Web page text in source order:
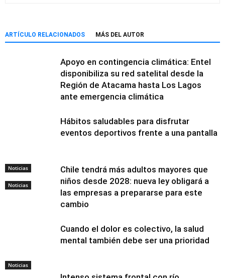
ARTÍCULO RELACIONADOS MÁS DEL AUTOR
Noticias
Apoyo en contingencia climática: Entel
disponibiliza su red satelital desde la
Región de Atacama hasta Los Lagos
ante emergencia climática
Noticias
Hábitos saludables para disfrutar
eventos deportivos frente a una pantalla
Noticias
Chile tendrá más adultos mayores que
niños desde 2028: nueva ley obligará a
las empresas a prepararse para este
cambio
Cuando el dolor es colectivo, la salud
mental también debe ser una prioridad